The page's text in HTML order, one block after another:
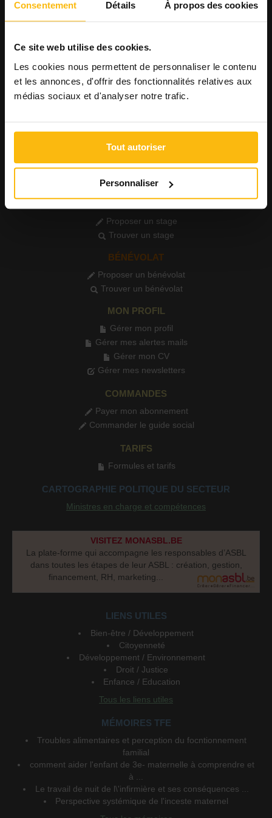
Consentement Détails À propos des cookies
Ce site web utilise des cookies.
Les cookies nous permettent de personnaliser le contenu
et les annonces, d'offrir des fonctionnalités relatives aux
médias sociaux et d'analyser notre trafic.
Tout autoriser
Personnaliser
Consulter les offres
AGENDA
Consulter l'agenda
FORMATIONS
PETITES ANNONCES
Publier une annonce
Consulter les annonces
Proposer un stage
Trouver un stage
BÉNÉVOLAT
Proposer un bénévolat
Trouver un bénévolat
MON PROFIL
Gérer mon profil
Gérer mes alertes mails
Gérer mon CV
Gérer mes newsletters
COMMANDES
Payer mon abonnement
Commander le guide social
TARIFS
Formules et tarifs
CARTOGRAPHIE POLITIQUE DU SECTEUR
Ministres en charge et compétences
VISITEZ MONASBL.BE
La plate-forme qui accompagne les responsables d’ASBL
dans toutes les étapes de leur ASBL : création, gestion,
financement, RH, marketing...
LIENS UTILES
Bien-être / Développement
Citoyenneté
Développement / Environnement
Droit / Justice
Enfance / Education
Tous les liens utiles
MÉMOIRES TFE
Troubles alimentaires et perception du focntionnement
familial
comment aider l'enfant de 3e- maternelle à comprendre et
à ...
Le travail de nuit de l\'infirmière et ses conséquences ...
Perspective systémique de l'inceste maternel